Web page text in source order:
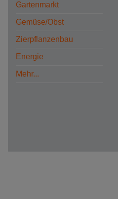
Gartenmarkt
Gemüse/Obst
Zierpflanzenbau
Energie
Mehr...